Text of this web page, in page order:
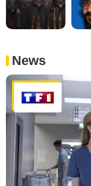
News